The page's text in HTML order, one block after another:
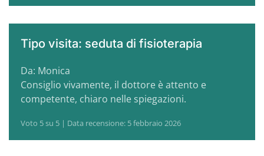
Tipo visita: seduta di fisioterapia
Da: Monica
Consiglio vivamente, il dottore è attento e
competente, chiaro nelle spiegazioni.
Voto 5 su 5 | Data recensione: 5 febbraio 2026